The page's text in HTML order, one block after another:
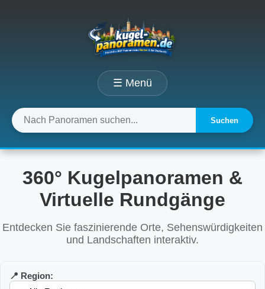
☰ Menü
Suchen
360° Kugelpanoramen &
Virtuelle Rundgänge
Entdecken Sie faszinierende Orte, Sehenswürdigkeiten
und Landschaften interaktiv.
📍 Region: